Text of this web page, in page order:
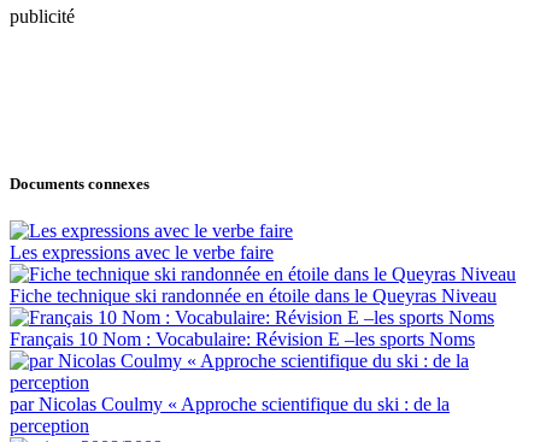
publicité
Documents connexes
Les expressions avec le verbe faire
Fiche technique ski randonnée en étoile dans le Queyras Niveau
Français 10 Nom : Vocabulaire: Révision E –les sports Noms
par Nicolas Coulmy « Approche scientifique du ski : de la
perception